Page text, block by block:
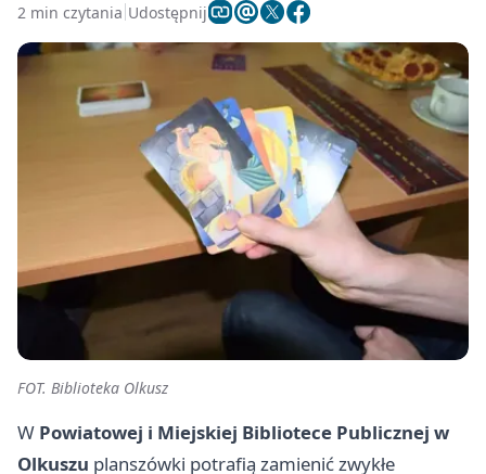
2 min czytania Udostępnij
FOT. Biblioteka Olkusz
W Powiatowej i Miejskiej Bibliotece Publicznej w
Olkuszu planszówki potrafią zamienić zwykłe